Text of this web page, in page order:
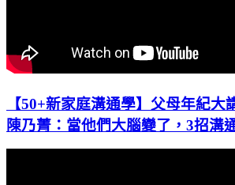
【50+新家庭溝通學】父母年紀大
陳乃菁：當他們大腦變了，3招溝